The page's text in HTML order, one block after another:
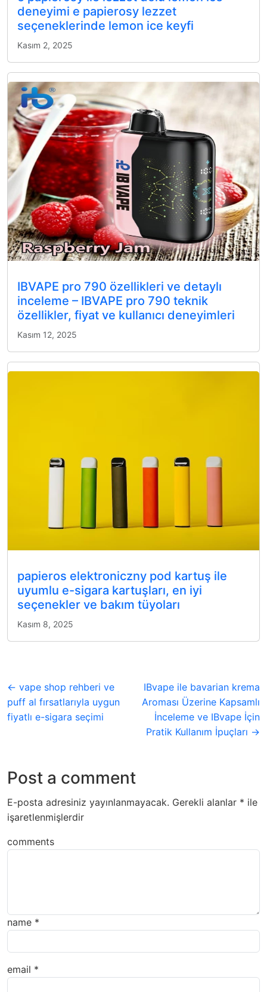
deneyimi e papierosy lezzet
seçeneklerinde lemon ice keyfi
Kasım 2, 2025
IBVAPE pro 790 özellikleri ve detaylı
inceleme – IBVAPE pro 790 teknik
özellikler, fiyat ve kullanıcı deneyimleri
Kasım 12, 2025
papieros elektroniczny pod kartuş ile
uyumlu e-sigara kartuşları, en iyi
seçenekler ve bakım tüyoları
Kasım 8, 2025
← vape shop rehberi ve
puff al fırsatlarıyla uygun
fiyatlı e-sigara seçimi
IBvape ile bavarian krema
Aroması Üzerine Kapsamlı
İnceleme ve IBvape İçin
Pratik Kullanım İpuçları →
Post a comment
E-posta adresiniz yayınlanmayacak. Gerekli alanlar * ile
işaretlenmişlerdir
comments
name *
email *